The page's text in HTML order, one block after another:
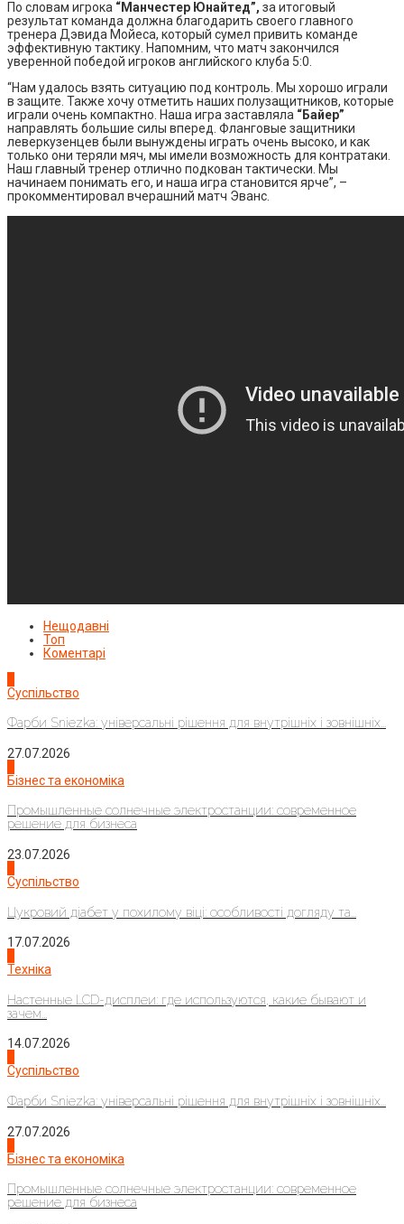
По словам игрока “Манчестер Юнайтед”, за итоговый
результат команда должна благодарить своего главного
тренера Дэвида Мойеса, который сумел привить команде
эффективную тактику. Напомним, что матч закончился
уверенной победой игроков английского клуба 5:0.
“Нам удалось взять ситуацию под контроль. Мы хорошо играли
в защите. Также хочу отметить наших полузащитников, которые
играли очень компактно. Наша игра заставляла “Байер”
направлять большие силы вперед. Фланговые защитники
леверкузенцев были вынуждены играть очень высоко, и как
только они теряли мяч, мы имели возможность для контратаки.
Наш главный тренер отлично подкован тактически. Мы
начинаем понимать его, и наша игра становится ярче”, –
прокомментировал вчерашний матч Эванс.
Нещодавні
Топ
Коментарі
Суспільство
Фарби Sniezka: універсальні рішення для внутрішніх і зовнішніх...
27.07.2026
Бізнес та економіка
Промышленные солнечные электростанции: современное
решение для бизнеса
23.07.2026
Суспільство
Цукровий діабет у похилому віці: особливості догляду та...
17.07.2026
Техніка
Настенные LCD-дисплеи: где используются, какие бывают и
зачем...
14.07.2026
Суспільство
Фарби Sniezka: універсальні рішення для внутрішніх і зовнішніх...
27.07.2026
Бізнес та економіка
Промышленные солнечные электростанции: современное
решение для бизнеса